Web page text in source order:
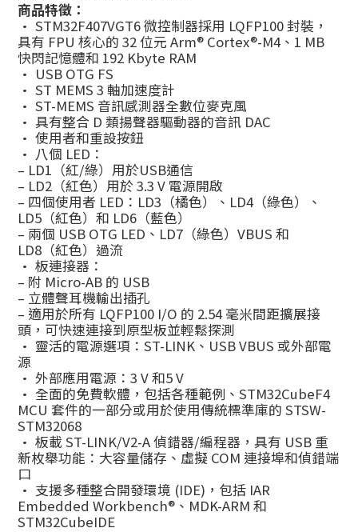
商品特徵：
• STM32F407VGT6 微控制器採用 LQFP100 封裝，
具有 FPU 核心的 32 位元 Arm® Cortex®-M4、1 MB
快閃記憶體和 192 Kbyte RAM
• USB OTG FS
• ST MEMS 3 軸加速度計
• ST-MEMS 音訊感測器全數位麥克風
• 具有整合 D 類揚聲器驅動器的音訊 DAC
• 使用者和重設按鈕
• 八個 LED：
– LD1（紅/綠）用於USB通信
– LD2（紅色）用於 3.3 V 電源開啟
– 四個使用者 LED：LD3（橘色）、LD4（綠色）、
LD5（紅色）和 LD6（藍色）
– 兩個 USB OTG LED、LD7（綠色）VBUS 和
LD8（紅色）過流
• 板連接器：
– 附 Micro-AB 的 USB
– 立體聲耳機輸出插孔
– 適用於所有 LQFP100 I/O 的 2.54 毫米間距擴展接
頭，可快速連接到原型板並輕鬆探測
• 靈活的電源選項：ST-LINK、USB VBUS 或外部電
源
• 外部應用電源：3 V 和5 V
• 全面的免費軟體，包括各種範例、STM32CubeF4
MCU 套件的一部分或用於使用傳統標準庫的 STSW-
STM32068
• 板載 ST-LINK/V2-A 偵錯器/編程器，具有 USB 重
新枚舉功能：大容量儲存、虛擬 COM 連接埠和偵錯端
口
• 支援多種整合開發環境 (IDE)，包括 IAR
Embedded Workbench®、MDK-ARM 和
STM32CubeIDE